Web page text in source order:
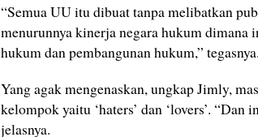
“Semua UU itu dibuat tanpa melibatkan
menurunnya kinerja negara hukum dimana
hukum dan pembangunan hukum,” tegasnya.
Yang agak mengenaskan, ungkap Jimly,
kelompok yaitu ‘haters’ dan ‘lovers’. “Dan
jelasnya.